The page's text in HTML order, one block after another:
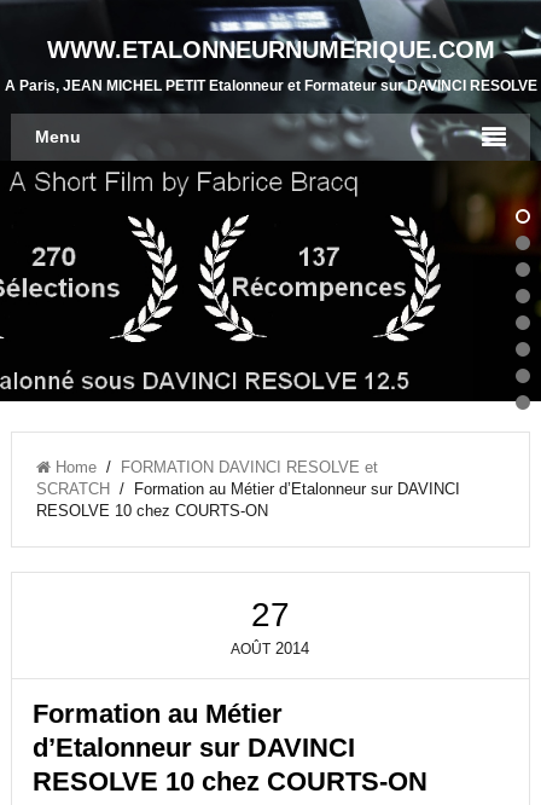
WWW.ETALONNEURNUMERIQUE.COM
A Paris, JEAN MICHEL PETIT Etalonneur et Formateur sur DAVINCI RESOLVE
Menu
Home/
FORMATION DAVINCI RESOLVE et
SCRATCH
/ Formation au Métier d’Etalonneur sur DAVINCI
RESOLVE 10 chez COURTS-ON
27
AOÛT 2014
Formation au Métier
d’Etalonneur sur DAVINCI
RESOLVE 10 chez COURTS-ON